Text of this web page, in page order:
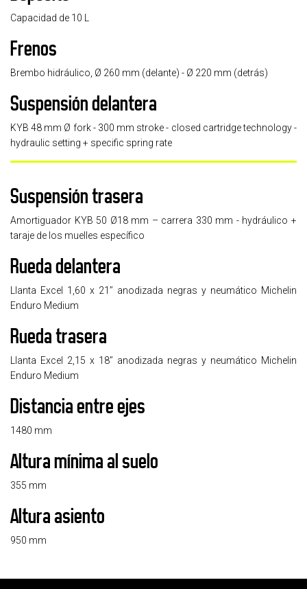
Capacidad de 10 L
Frenos
Brembo hidráulico, Ø 260 mm (delante) - Ø 220 mm (detrás)
Suspensión delantera
KYB 48 mm Ø fork - 300 mm stroke - closed cartridge technology -
hydraulic setting + specific spring rate
Suspensión trasera
Amortiguador KYB 50 Ø18 mm – carrera 330 mm - hydráulico +
taraje de los muelles específico
Rueda delantera
Llanta Excel 1,60 x 21’’ anodizada negras y neumático Michelin
Enduro Medium
Rueda trasera
Llanta Excel 2,15 x 18’’ anodizada negras y neumático Michelin
Enduro Medium
Distancia entre ejes
1480 mm
Altura mínima al suelo
355 mm
Altura asiento
950 mm